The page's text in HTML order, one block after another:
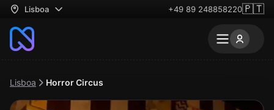
Lisboa +49 89 248858220🇵🇹
Lisboa Horror Circus